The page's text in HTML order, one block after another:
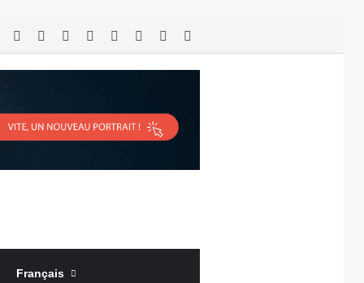
RSS Facebook LinkedinYouTubeConnexionArticle Aléatoire
Français